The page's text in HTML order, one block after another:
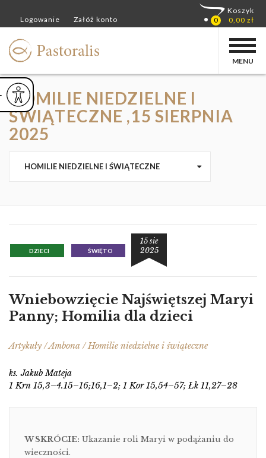
czcionkę
czcionka
Powiększ czcionkę
MENU
HOMILIE NIEDZIELNE I
ŚWIĄTECZNE ,15 SIERPNIA
2025
HOMILIE NIEDZIELNE I ŚWIĄTECZNE
DZIECI ŚWIĘTO
15 sie
2025
Wniebowzięcie Najświętszej Maryi
Panny; Homilia dla dzieci
Artykuły / Ambona / Homilie niedzielne i świąteczne
ks. Jakub Mateja
1 Krn 15,3–4.15–16;16,1–2; 1 Kor 15,54–57; Łk 11,27–28
W SKRÓCIE: Ukazanie roli Maryi w podążaniu do
wieczności.